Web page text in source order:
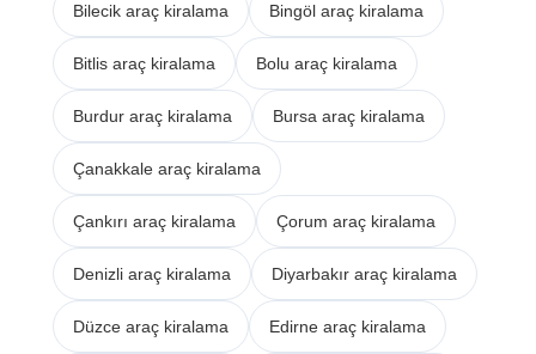
Bilecik araç kiralama Bingöl araç kiralama
Bitlis araç kiralama Bolu araç kiralama
Burdur araç kiralama Bursa araç kiralama
Çanakkale araç kiralama
Çankırı araç kiralama Çorum araç kiralama
Denizli araç kiralama Diyarbakır araç kiralama
Düzce araç kiralama Edirne araç kiralama